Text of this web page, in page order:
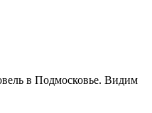
в Подмосковье. Видим